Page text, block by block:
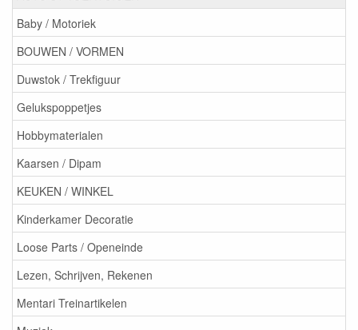
Baby / Motoriek
BOUWEN / VORMEN
Duwstok / Trekfiguur
Gelukspoppetjes
Hobbymaterialen
Kaarsen / Dipam
KEUKEN / WINKEL
Kinderkamer Decoratie
Loose Parts / Openeinde
Lezen, Schrijven, Rekenen
Mentari Treinartikelen